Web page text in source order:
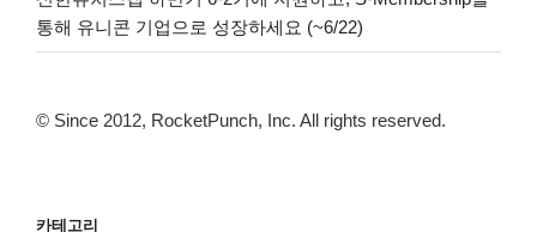
통해 유니콘 기업으로 성장하세요 (~6/22)
© Since 2012, RocketPunch, Inc. All rights reserved.
카테고리